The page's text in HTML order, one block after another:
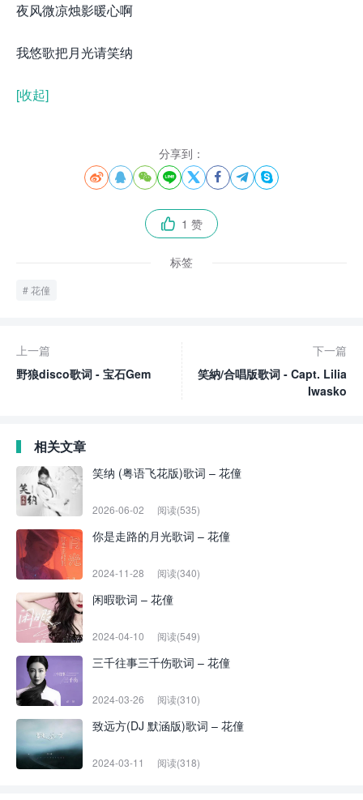
夜风微凉烛影暖心啊
我悠歌把月光请笑纳
[收起]
分享到：
       
 1 赞
标签
花僮
上一篇
野狼disco歌词 - 宝石Gem
下一篇
笑納/合唱版歌词 - Capt. Lilia
Iwasko
相关文章
笑纳 (粤语飞花版)歌词 – 花僮
2026-06-02 阅读(535)
你是走路的月光歌词 – 花僮
2024-11-28 阅读(340)
闲暇歌词 – 花僮
2024-04-10 阅读(549)
三千往事三千伤歌词 – 花僮
2024-03-26 阅读(310)
致远方(DJ 默涵版)歌词 – 花僮
2024-03-11 阅读(318)